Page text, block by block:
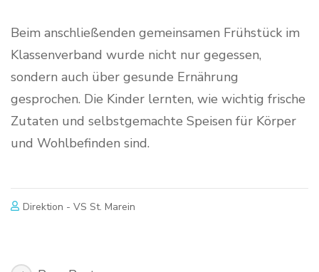
Beim anschließenden gemeinsamen Frühstück im
Klassenverband wurde nicht nur gegessen,
sondern auch über gesunde Ernährung
gesprochen. Die Kinder lernten, wie wichtig frische
Zutaten und selbstgemachte Speisen für Körper
und Wohlbefinden sind.
Direktion - VS St. Marein